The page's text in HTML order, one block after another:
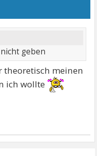
geben
theoretisch meinen
ich wollte